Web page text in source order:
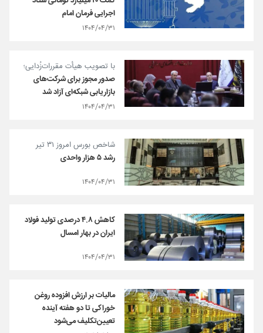
اجرایی فرمان امام
۱۴۰۴/۰۴/۳۱
با تصویب هیأت مقررات‌زُدایی؛
صدور مجوز برای شرکت‌های
بازاریابی شبکه‌ای آزاد شد
۱۴۰۴/۰۴/۳۱
شاخص بورس امروز ۳۱ تیر
رشد ۵ هزار واحدی
۱۴۰۴/۰۴/۳۱
کاهش ۴.۸ درصدی تولید فولاد
ایران در بهار امسال
۱۴۰۴/۰۴/۳۱
مالیات بر ارزش افزوده روغن
خوراکی تا دو هفته آینده
تعیین‌تکلیف می‌شود